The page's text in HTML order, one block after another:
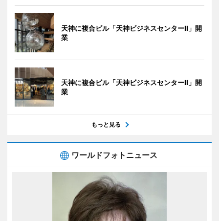
天神に複合ビル「天神ビジネスセンターII」開
業
天神に複合ビル「天神ビジネスセンターII」開
業
もっと見る
ワールドフォトニュース